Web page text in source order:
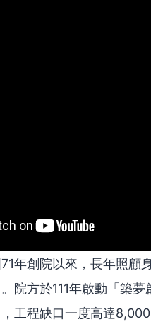
年創院以來，長年照顧
院方於111年啟動「築
工程缺口一度高達